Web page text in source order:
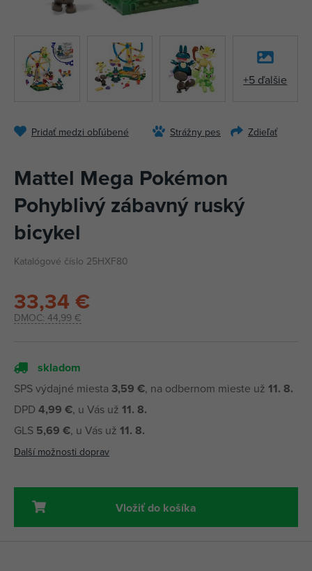
+5 ďalšie
Pridať medzi obľúbené Strážny pes Zdieľať
Mattel Mega Pokémon
Pohyblivý zábavný ruský
bicykel
Katalógové číslo 25HXF80
DMOC: 44,99 €
33,34 €
skladom
SPS výdajné miesta 3,59 €, na odbernom mieste už 11. 8.
DPD 4,99 €, u Vás už 11. 8.
GLS 5,69 €, u Vás už 11. 8.
Další možnosti doprav
Vložiť do košíka